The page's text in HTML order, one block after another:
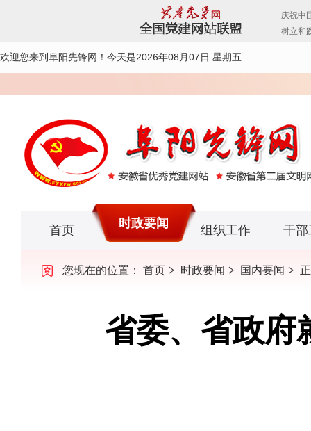
欢迎您来到阜阳先锋网！ 今天是2026年08月07日 星期五
首页 时政要闻 组织工作 干部
您现在的位置： 首页 时政要闻 国内要闻
省委、省政府